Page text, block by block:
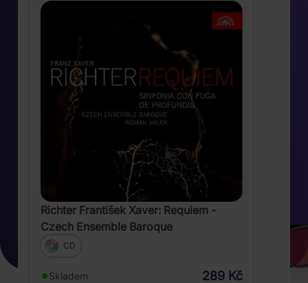
Richter František Xaver: Requiem -
Czech Ensemble Baroque
CD
Skladem 289 Kč